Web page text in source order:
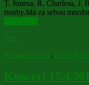
T. Jonesa, R. Charlesa, J.
tvorby.Má za sebou
Jazz
Kristián Kuruc, Ľudo
Koncert